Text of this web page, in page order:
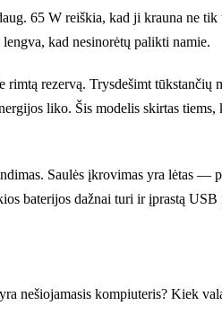
65 W reiškia, kad ji krauna ne
kad nesinorėtų palikti namie.
rezervą. Trysdešimt tūkstančių
liko. Šis modelis skirtas tiems,
Saulės įkrovimas yra lėtas —
baterijos dažnai turi ir įprastą
nešiojamasis kompiuteris? Kiek